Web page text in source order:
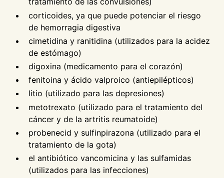
corticoides, ya que puede potenciar el riesgo
de hemorragia digestiva
cimetidina y ranitidina (utilizados para la acidez
de estómago)
digoxina (medicamento para el corazón)
fenitoina y ácido valproico (antiepilépticos)
litio (utilizado para las depresiones)
metotrexato (utilizado para el tratamiento del
cáncer y de la artritis reumatoide)
probenecid y sulfinpirazona (utilizado para el
tratamiento de la gota)
el antibiótico vancomicina y las sulfamidas
(utilizados para las infecciones)